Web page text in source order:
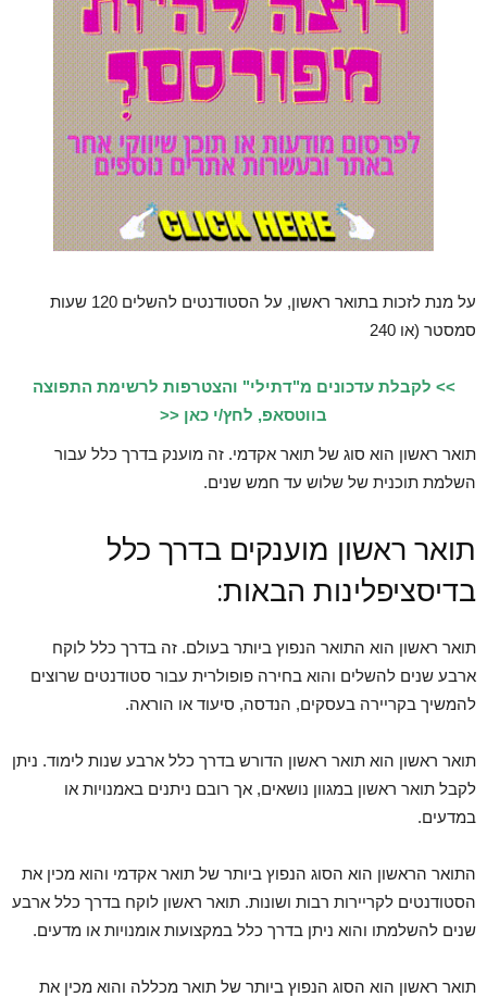
על מנת לזכות בתואר ראשון, על הסטודנטים להשלים 120 שעות
סמסטר (או 240
>> לקבלת עדכונים מ"דתילי" והצטרפות לרשימת התפוצה
בווטסאפ, לחץ/י כאן <<
תואר ראשון הוא סוג של תואר אקדמי. זה מוענק בדרך כלל עבור
השלמת תוכנית של שלוש עד חמש שנים.
תואר ראשון מוענקים בדרך כלל
בדיסציפלינות הבאות:
תואר ראשון הוא התואר הנפוץ ביותר בעולם. זה בדרך כלל לוקח
ארבע שנים להשלים והוא בחירה פופולרית עבור סטודנטים שרוצים
להמשיך בקריירה בעסקים, הנדסה, סיעוד או הוראה.
תואר ראשון הוא תואר ראשון הדורש בדרך כלל ארבע שנות לימוד. ניתן
לקבל תואר ראשון במגוון נושאים, אך רובם ניתנים באמנויות או
במדעים.
התואר הראשון הוא הסוג הנפוץ ביותר של תואר אקדמי והוא מכין את
הסטודנטים לקריירות רבות ושונות. תואר ראשון לוקח בדרך כלל ארבע
שנים להשלמתו והוא ניתן בדרך כלל במקצועות אומנויות או מדעים.
תואר ראשון הוא הסוג הנפוץ ביותר של תואר מכללה והוא מכין את